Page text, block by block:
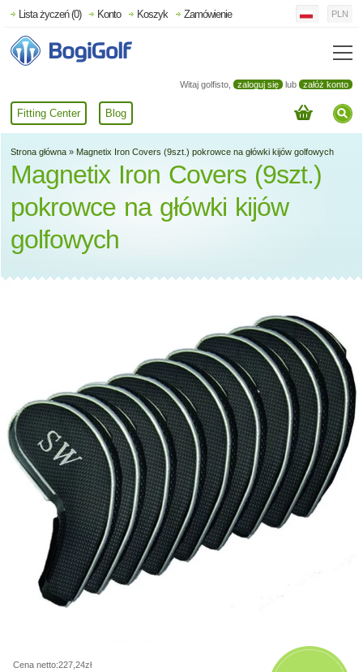
Witaj golfisto, zaloguj się lub załóż konto
Fitting Center Blog
Lista życzeń (0) Konto Koszyk Zamówienie PLN
Strona główna » Magnetix Iron Covers (9szt.) pokrowce na główki kijów golfowych
Magnetix Iron Covers (9szt.)
pokrowce na główki kijów
golfowych
Cena netto:227,24zł